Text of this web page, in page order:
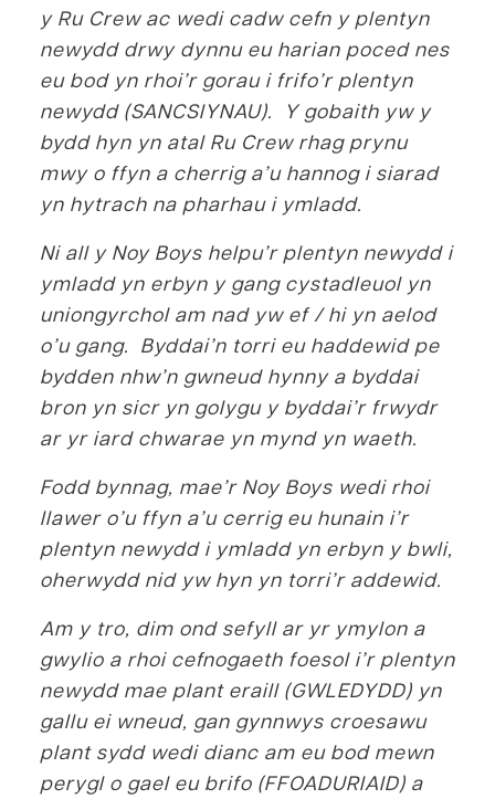
y Ru Crew ac wedi cadw cefn y plentyn
newydd drwy dynnu eu harian poced nes
eu bod yn rhoi’r gorau i frifo’r plentyn
newydd (SANCSIYNAU). Y gobaith yw y
bydd hyn yn atal Ru Crew rhag prynu
mwy o ffyn a cherrig a’u hannog i siarad
yn hytrach na pharhau i ymladd.
Ni all y Noy Boys helpu’r plentyn newydd i
ymladd yn erbyn y gang cystadleuol yn
uniongyrchol am nad yw ef / hi yn aelod
o’u gang. Byddai’n torri eu haddewid pe
bydden nhw’n gwneud hynny a byddai
bron yn sicr yn golygu y byddai’r frwydr
ar yr iard chwarae yn mynd yn waeth.
Fodd bynnag, mae’r Noy Boys wedi rhoi
llawer o’u ffyn a’u cerrig eu hunain i’r
plentyn newydd i ymladd yn erbyn y bwli,
oherwydd nid yw hyn yn torri’r addewid.
Am y tro, dim ond sefyll ar yr ymylon a
gwylio a rhoi cefnogaeth foesol i’r plentyn
newydd mae plant eraill (GWLEDYDD) yn
gallu ei wneud, gan gynnwys croesawu
plant sydd wedi dianc am eu bod mewn
perygl o gael eu brifo (FFOADURIAID) a